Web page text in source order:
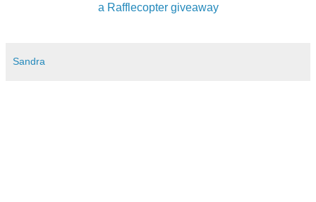
a Rafflecopter giveaway
Sandra